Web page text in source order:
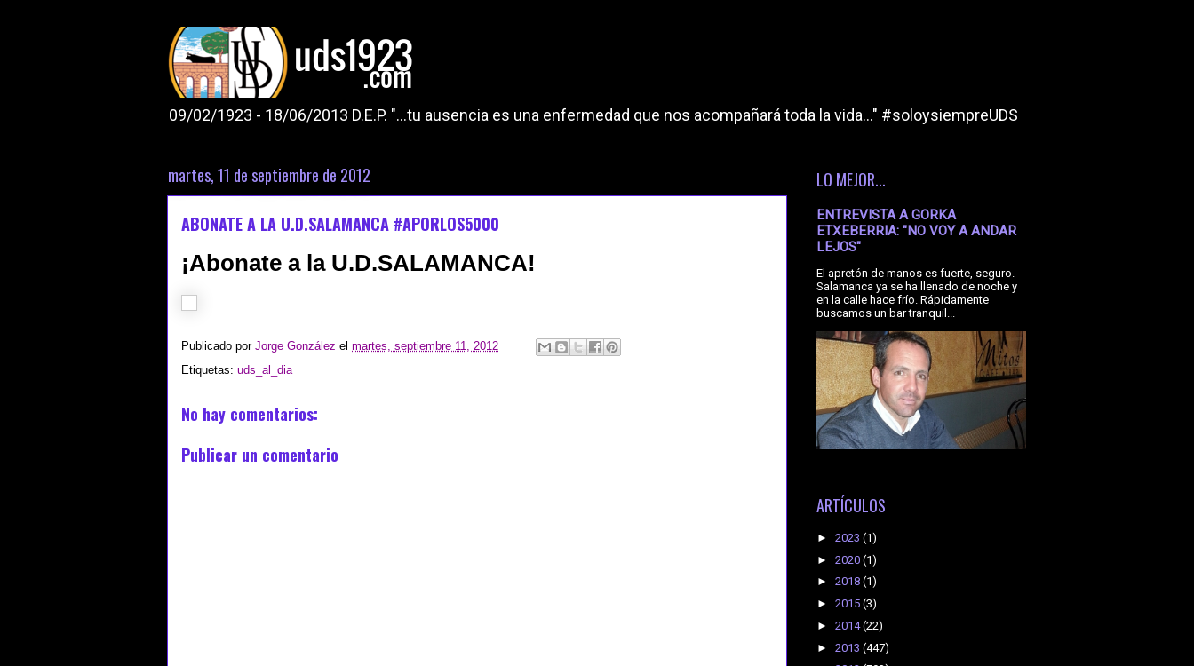
09/02/1923 - 18/06/2013 D.E.P. "...tu ausencia es una enfermedad que nos acompañará toda la vida..." #soloysiempreUDS
martes, 11 de septiembre de 2012
ABONATE A LA U.D.SALAMANCA #APORLOS5000
¡Abonate a la U.D.SALAMANCA!
Publicado por Jorge González el martes, septiembre 11, 2012
Etiquetas: uds_al_dia
No hay comentarios:
Publicar un comentario
LO MEJOR...
ENTREVISTA A GORKA
ETXEBERRIA: "NO VOY A ANDAR
LEJOS"
El apretón de manos es fuerte, seguro.
Salamanca ya se ha llenado de noche y
en la calle hace frío. Rápidamente
buscamos un bar tranquil...
ARTÍCULOS
► 2023 (1)
► 2020 (1)
► 2018 (1)
► 2015 (3)
► 2014(22)
► 2013 (447)